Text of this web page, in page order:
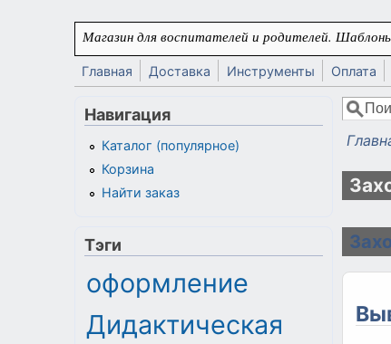
Перейти к основному содержанию
Магазин для воспитателей и родителей.
Главная Доставка Инструменты Оплата
Поиск
Вы
Навигация
Каталог (популярное)
Корзина
Найти заказ
Тэги
оформление
Дидактическая